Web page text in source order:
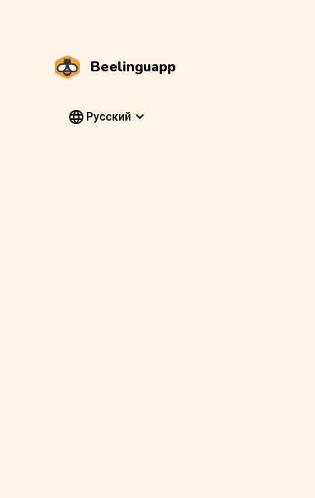
Beelinguapp
Pусский